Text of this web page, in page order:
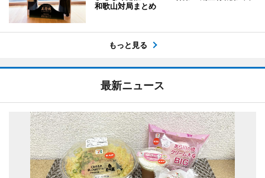
和歌山対局まとめ
もっと見る
最新ニュース